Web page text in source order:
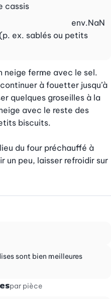
cassis
(p. ex. sablés ou petits
env.NaN
neige ferme avec le sel.
à fouetter jusqu’à
quelques groseilles à la
avec le reste des
biscuits.
du four préchauffé à
un peu, laisser refroidir sur
sont bien meilleures
par pièce